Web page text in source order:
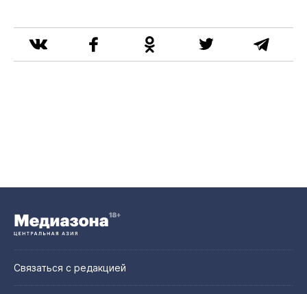
Связаться с редакцией